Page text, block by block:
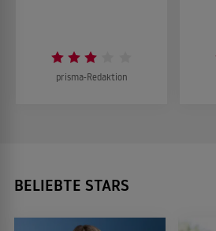
prisma-Redaktion
BELIEBTE STARS